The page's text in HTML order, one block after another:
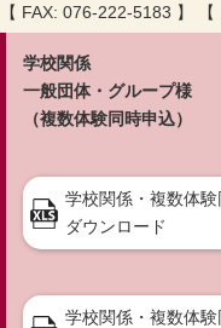
【 FAX: 076-222-5183 】
学校関係
一般団体・グループ様
（複数体験同時申込）
学校関係・複数体
ダウンロード
学校関係・複数体